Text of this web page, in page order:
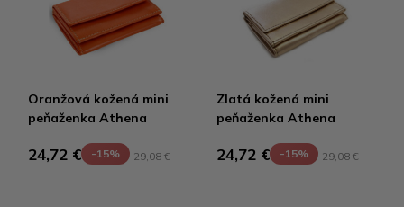
Oranžová kožená mini
peňaženka Athena
24,72 € -15% 29,08 €
Zlatá kožená mini
peňaženka Athena
24,72 € -15% 29,08 €